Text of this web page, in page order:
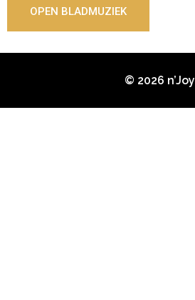
OPEN BLADMUZIEK
© 2026 n’Joy